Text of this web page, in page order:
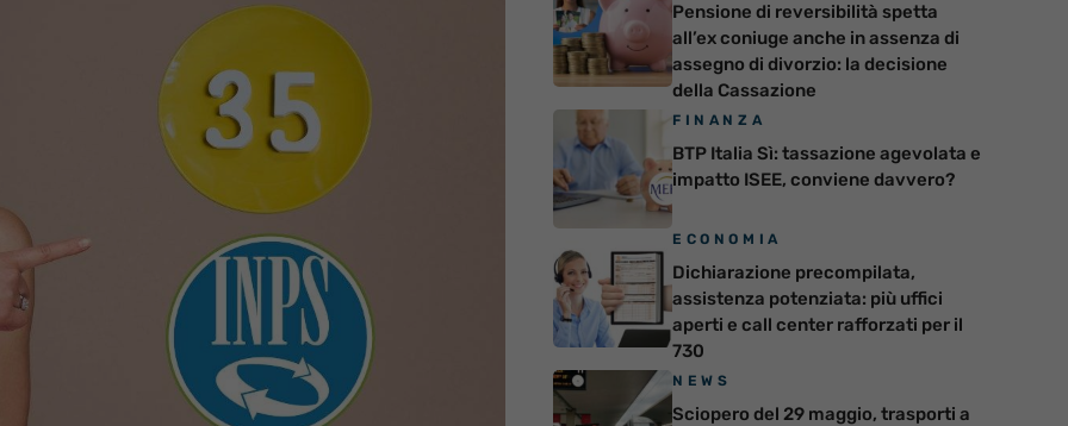
Pensione di reversibilità spetta
all’ex coniuge anche in assenza di
assegno di divorzio: la decisione
della Cassazione
FINANZA
BTP Italia Sì: tassazione agevolata e
impatto ISEE, conviene davvero?
ECONOMIA
Dichiarazione precompilata,
assistenza potenziata: più uffici
aperti e call center rafforzati per il
730
NEWS
Sciopero del 29 maggio, trasporti a